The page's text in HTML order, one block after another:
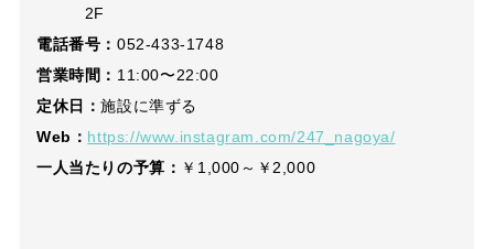
2F
電話番号： 052-433-1748
営業時間： 11:00〜22:00
定休日：施設に準ずる
Web： https://www.instagram.com/247_nagoya/
一人当たりの予算： ￥1,000～￥2,000